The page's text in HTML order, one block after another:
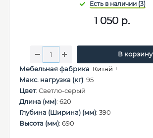
1 050 р.
В корзину
Мебельная фабрика: Китай +
Макс. нагрузка (кг): 95
Цвет: Светло-серый
Длина (мм): 620
Глубина (Ширина) (мм): 390
Высота (мм): 690